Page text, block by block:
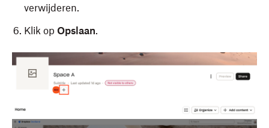
verwijderen.
Klik op Opslaan.